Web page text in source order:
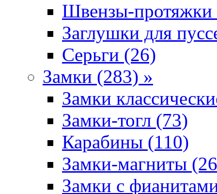
Швензы-протяжки
Заглушки для
Серьги (26)
Замки (283) »
Замки
Замки-тогл (73)
Карабины (110)
Замки-магниты
Замки с